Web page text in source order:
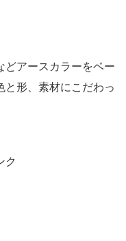
どアースカラーをベー
と形、素材にこだわっ
ク